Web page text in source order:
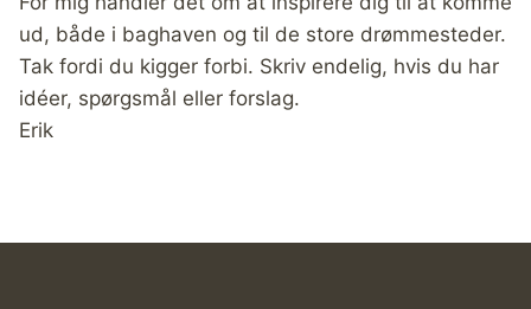
ud, både i baghaven og til de store drømmesteder.
Tak fordi du kigger forbi. Skriv endelig, hvis du har
idéer, spørgsmål eller forslag.
Erik